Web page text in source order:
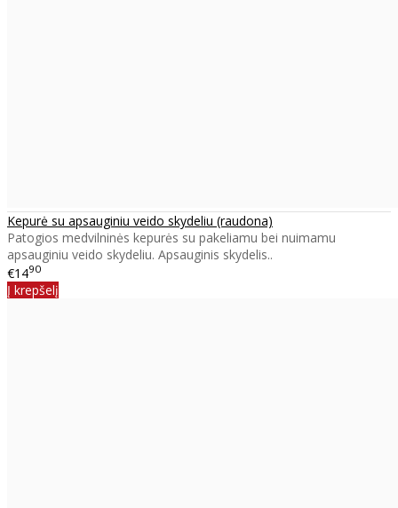
Kepurė su apsauginiu veido skydeliu (raudona)
Patogios medvilninės kepurės su pakeliamu bei nuimamu
apsauginiu veido skydeliu. Apsauginis skydelis..
€1490
Į krepšelį